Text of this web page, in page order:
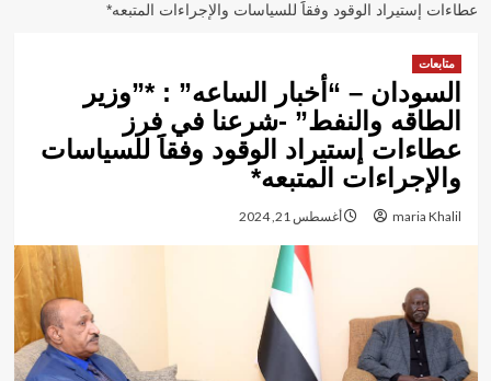
عطاءات إستيراد الوقود وفقاََ للسياسات والإجراءات المتبعه*
متابعات
السودان – “أخبار الساعه” : *”وزير
الطاقه والنفط” -شرعنا في فرز
عطاءات إستيراد الوقود وفقاََ للسياسات
والإجراءات المتبعه*
maria Khalil أغسطس 21, 2024